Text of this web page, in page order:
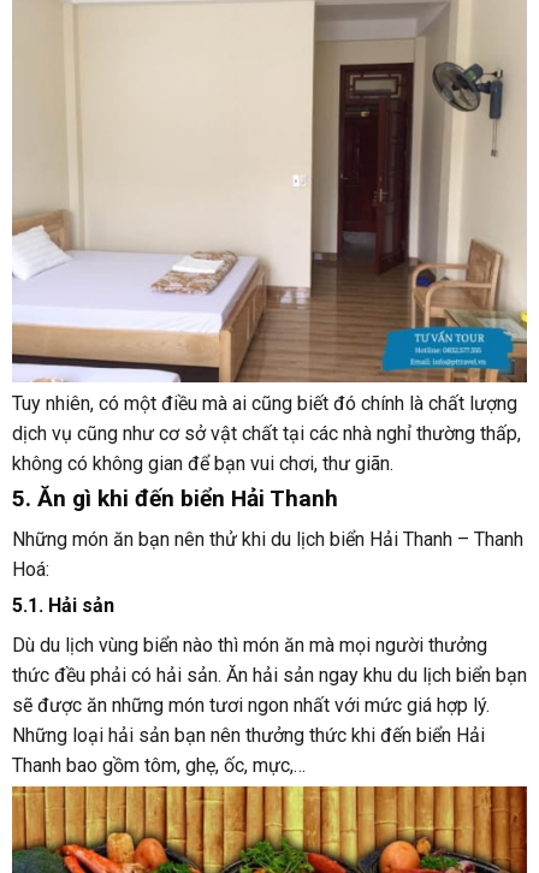
Tuy nhiên, có một điều mà ai cũng biết đó chính là chất lượng
dịch vụ cũng như cơ sở vật chất tại các nhà nghỉ thường thấp,
không có không gian để bạn vui chơi, thư giãn.
5. Ăn gì khi đến biển Hải Thanh
Những món ăn bạn nên thử khi du lịch biển Hải Thanh – Thanh
Hoá:
5.1. Hải sản
Dù du lịch vùng biển nào thì món ăn mà mọi người thưởng
thức đều phải có hải sản. Ăn hải sản ngay khu du lịch biển bạn
sẽ được ăn những món tươi ngon nhất với mức giá hợp lý.
Những loại hải sản bạn nên thưởng thức khi đến biển Hải
Thanh bao gồm tôm, ghẹ, ốc, mực,…